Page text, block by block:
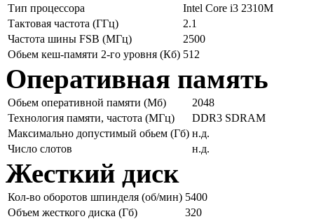
Тип процессора
Intel Core i3 2310M
Тактовая частота (ГГц)
2.1
Частота шины FSB (МГц)
2500
Обьем кеш-памяти 2-го уровня (Кб) 512
Оперативная память
Обьем оперативной памяти (Мб)
2048
Технология памяти, частота (МГц)
DDR3 SDRAM
Максимально допустимый обьем (Гб) н.д.
Число слотов
н.д.
Жесткий диск
Кол-во оборотов шпинделя (об/мин) 5400
Объем жесткого диска (Гб)
320